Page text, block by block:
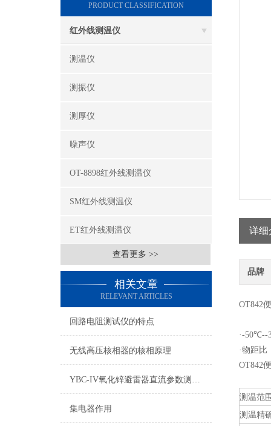
PRODUCT CLASSIFICATION
红外线测温仪
测温仪
测振仪
测厚仪
噪声仪
OT-8898红外线测温仪
SM红外线测温仪
ET红外线测温仪
查看更多 >>
相关文章
RELEVANT ARTICLES
回路电阻测试仪的特点
无线高压核相器的核相原理
YBC-IV氧化锌避雷器直流参数测试仪讲解
集电器作用
详细
品牌
OT842
·-50℃--
·物距比
OT842
测温范
测温精